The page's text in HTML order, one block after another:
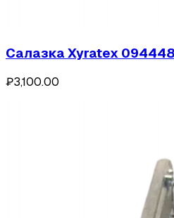
Салазка Xyratex
₽3,100.00